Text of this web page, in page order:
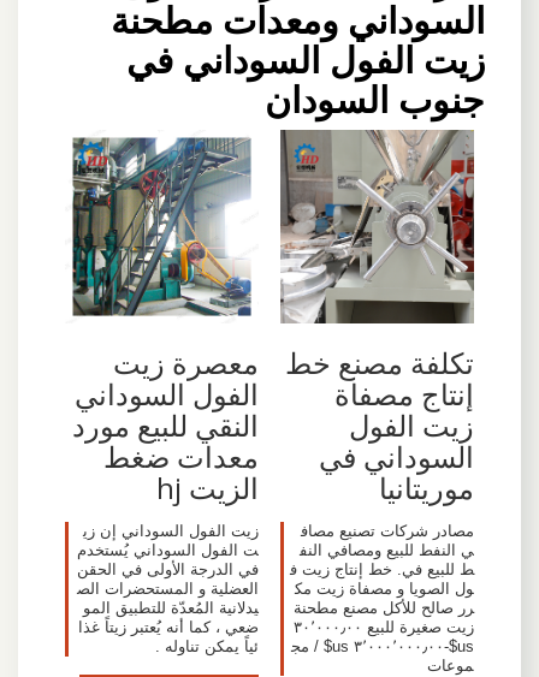
السوداني ومعدات مطحنة
زيت الفول السوداني في
جنوب السودان
تكلفة مصنع خط
إنتاج مصفاة
زيت الفول
السوداني في
موريتانيا
مصادر شركات تصنيع مصاف
ي النفط للبيع ومصافي النف
ط للبيع في. خط إنتاج زيت ف
ول الصويا و مصفاة زيت مك
رر صالح للأكل مصنع مطحنة
زيت صغيرة للبيع ٣٠٬٠٠٠٫٠٠
us$-٣٬٠٠٠٬٠٠٠٫٠٠ us$ / مج
موعات
معصرة زيت
الفول السوداني
النقي للبيع مورد
معدات ضغط
الزيت hj
زيت الفول السوداني إن زي
ت الفول السوداني يُستخدم
في الدرجة الأولى في الحقن
العضلية و المستحضرات الص
يدلانية المُعدّة للتطبيق المو
ضعي ، كما أنه يُعتبر زيتاً غذا
ئياً يمكن تناوله .